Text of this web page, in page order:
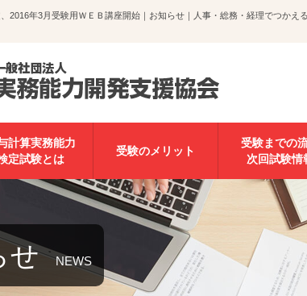
2016年3月受験用ＷＥＢ講座開始｜お知らせ｜人事・総務・経理でつかえ
計算実務能力
定試験とは
受験のメリット
受験までの
次回試験情
せ NEWS